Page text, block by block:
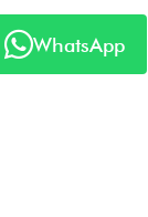
WhatsApp